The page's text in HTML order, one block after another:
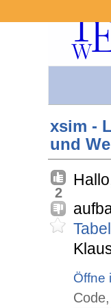
xsim -
und
2
Öffne